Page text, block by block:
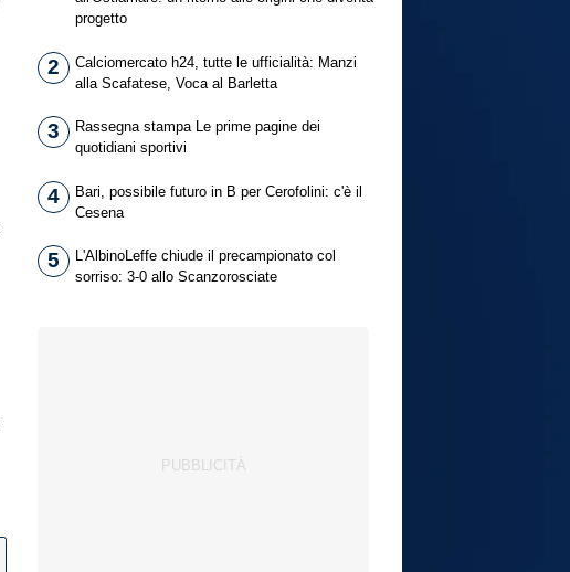
progetto
2
Calciomercato h24, tutte le ufficialità: Manzi
alla Scafatese, Voca al Barletta
3
Rassegna stampa Le prime pagine dei
quotidiani sportivi
4
Bari, possibile futuro in B per Cerofolini: c'è il
Cesena
5
L'AlbinoLeffe chiude il precampionato col
sorriso: 3-0 allo Scanzorosciate